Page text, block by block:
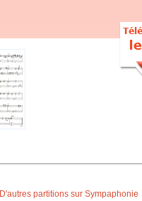
D'autres partitions sur Sympaphonie